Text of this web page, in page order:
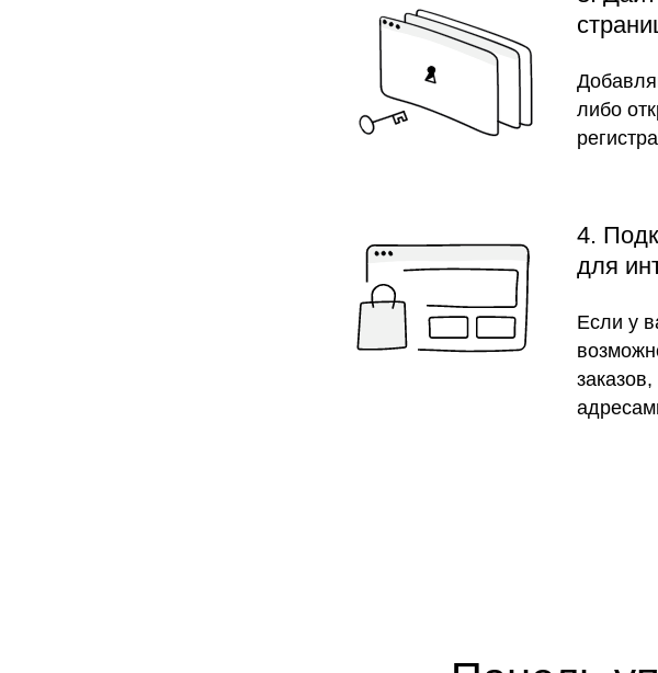
4.
для
Если у
либо